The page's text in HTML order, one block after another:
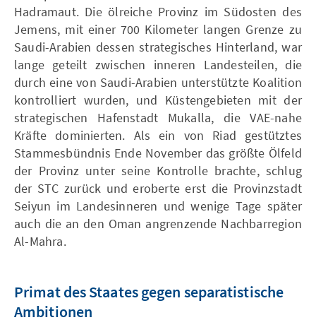
Hadramaut. Die ölreiche Provinz im Südosten des
Jemens, mit einer 700 Kilometer langen Grenze zu
Saudi-Arabien dessen strategisches Hinterland, war
lange geteilt zwischen inneren Landesteilen, die
durch eine von Saudi-Arabien unterstützte Koalition
kontrolliert wurden, und Küstengebieten mit der
strategischen Hafenstadt Mukalla, die VAE-nahe
Kräfte dominierten. Als ein von Riad gestütztes
Stammesbündnis Ende November das größte Ölfeld
der Provinz unter seine Kontrolle brachte, schlug
der STC zurück und eroberte erst die Provinzstadt
Seiyun im Landesinneren und wenige Tage später
auch die an den Oman angrenzende Nachbarregion
Al-Mahra.
Primat des Staates gegen separatistische
Ambitionen